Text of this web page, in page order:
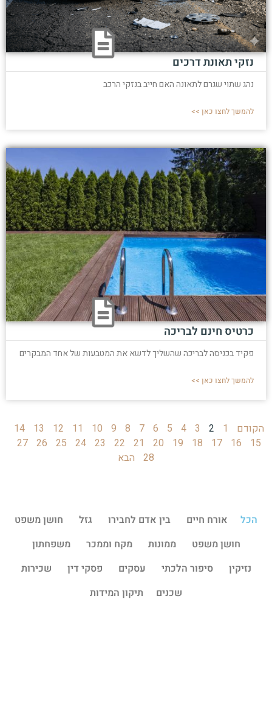
נזקי תאונת דרכים
נהג שתוי שגרם לתאונה האם חייב בנזקי הרכב
להמשך לחצו כאן >>
כרטיס חינם לבריכה
פקיד בכניסה לבריכה שהשליך לדשא את המטבעות של אחד המבקרים
להמשך לחצו כאן >>
הקודם 1
2
3
4
5
6
7
8
9
10
11
12
13
14
15
16
17
18
19
20
21
22
23
24
25
26
27
28
הבא
הכל אורח חיים בין אדם לחבירו גזל
חושן משפט
חושן משפט
ממונות מקח וממכר
משפחתון
נזיקין
סיפור הלכתי עסקים פסקי דין
שכירות
שכנים
תיקון המידות